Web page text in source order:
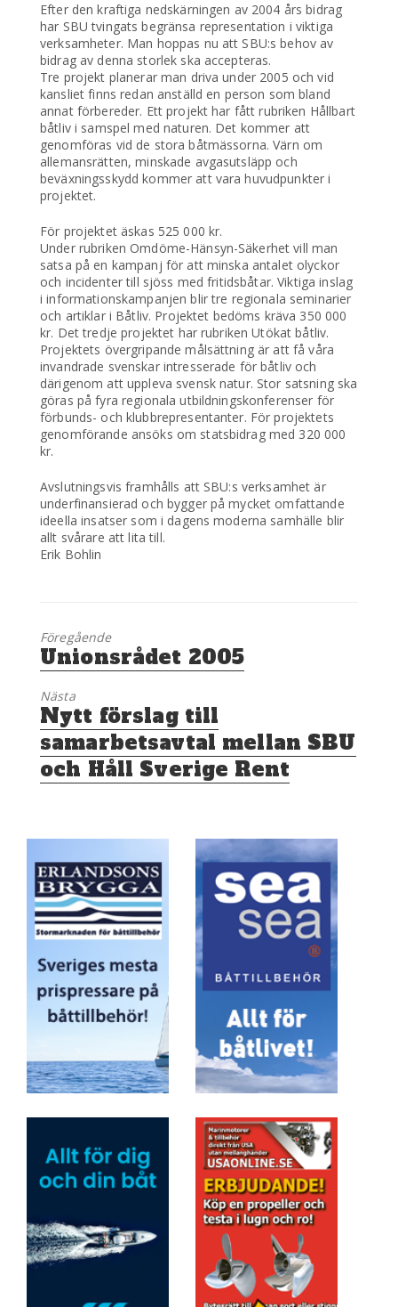
Efter den kraftiga nedskärningen av 2004 års bidrag
har SBU tvingats begränsa representation i viktiga
verksamheter. Man hoppas nu att SBU:s behov av
bidrag av denna storlek ska accepteras.
Tre projekt planerar man driva under 2005 och vid
kansliet finns redan anställd en person som bland
annat förbereder. Ett projekt har fått rubriken Hållbart
båtliv i samspel med naturen. Det kommer att
genomföras vid de stora båtmässorna. Värn om
allemansrätten, minskade avgasutsläpp och
beväxningsskydd kommer att vara huvudpunkter i
projektet.
För projektet äskas 525 000 kr.
Under rubriken Omdöme-Hänsyn-Säkerhet vill man
satsa på en kampanj för att minska antalet olyckor
och incidenter till sjöss med fritidsbåtar. Viktiga inslag
i informationskampanjen blir tre regionala seminarier
och artiklar i Båtliv. Projektet bedöms kräva 350 000
kr. Det tredje projektet har rubriken Utökat båtliv.
Projektets övergripande målsättning är att få våra
invandrade svenskar intresserade för båtliv och
därigenom att uppleva svensk natur. Stor satsning ska
göras på fyra regionala utbildningskonferenser för
förbunds- och klubbrepresentanter. För projektets
genomförande ansöks om statsbidrag med 320 000
kr.
Avslutningsvis framhålls att SBU:s verksamhet är
underfinansierad och bygger på mycket omfattande
ideella insatser som i dagens moderna samhälle blir
allt svårare att lita till.
Erik Bohlin
Föregående
Föregående
inlägg:
Unionsrådet 2005
Nästa
Nästa
inlägg:
Nytt förslag till
samarbetsavtal mellan SBU
och Håll Sverige Rent